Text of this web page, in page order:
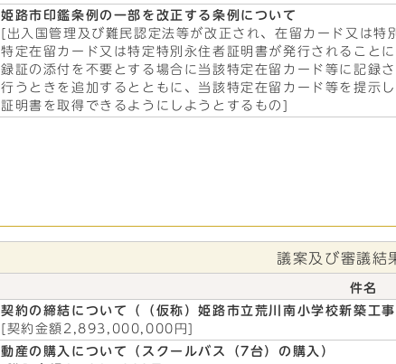
姫路市印鑑条例の一部を改正する条例について
[出入国管理及び難民認定法等が改正され、在留カード又は
特定在留カード又は特定特別永住者証明書が発行されること
録証の添付を不要とする場合に当該特定在留カード等に記録
行うときを追加するとともに、当該特定在留カード等を提示
証明書を取得できるようにしようとするもの]
議案及び審議結
件名
契約の締結について（（仮称）姫路市立荒川南小学校新築工事
[契約金額2,893,000,000円]
動産の購入について（スクールバス（7台）の購入）